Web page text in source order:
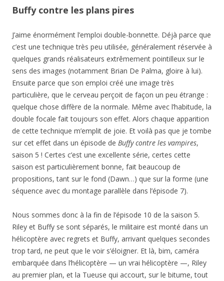
Buffy contre les plans pires
J’aime énormément l’emploi double-bonnette. Déjà parce que
c’est une technique très peu utilisée, généralement réservée à
quelques grands réalisateurs extrêmement pointilleux sur le
sens des images (notamment Brian De Palma, gloire à lui).
Ensuite parce que son emploi créé une image très
particulière, que le cerveau perçoit de façon un peu étrange :
quelque chose diffère de la normale. Même avec l’habitude, la
double focale fait toujours son effet. Alors chaque apparition
de cette technique m’emplit de joie. Et voilà pas que je tombe
sur cet effet dans un épisode de Buffy contre les vampires,
saison 5 ! Certes c’est une excellente série, certes cette
saison est particulièrement bonne, fait beaucoup de
propositions, tant sur le fond (Dawn…) que sur la forme (une
séquence avec du montage parallèle dans l’épisode 7).
Nous sommes donc à la fin de l’épisode 10 de la saison 5.
Riley et Buffy se sont séparés, le militaire est monté dans un
hélicoptère avec regrets et Buffy, arrivant quelques secondes
trop tard, ne peut que le voir s’éloigner. Et là, bim, caméra
embarquée dans l’hélicoptère — un vrai hélicoptère —, Riley
au premier plan, et la Tueuse qui accourt, sur le bitume, tout